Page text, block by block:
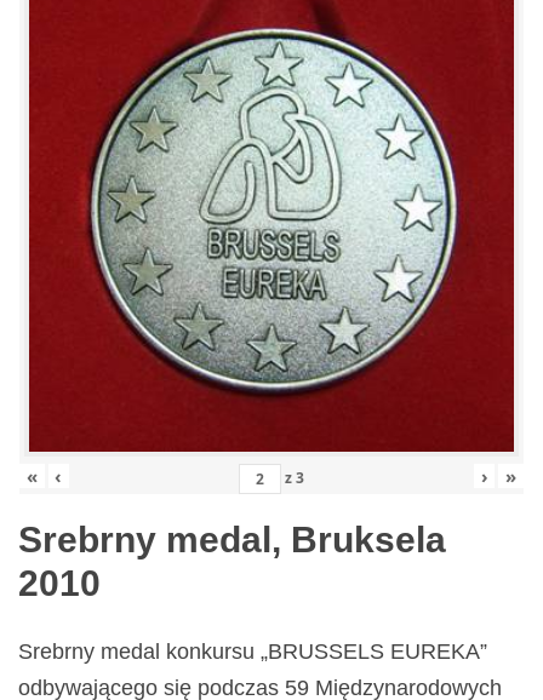
« ‹ z3 › »
Srebrny medal, Bruksela
2010
Srebrny medal konkursu „BRUSSELS EUREKA”
odbywającego się podczas 59 Międzynarodowych